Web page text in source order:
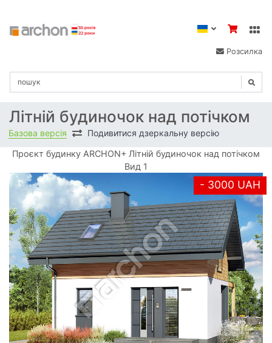
Розсилка
Літній будиночок над потічком
Базова версія Подивитися дзеркальну версію
Проєкт будинку ARCHON+ Літній будиночок над потічком
Вид 1
- 3000 UAH